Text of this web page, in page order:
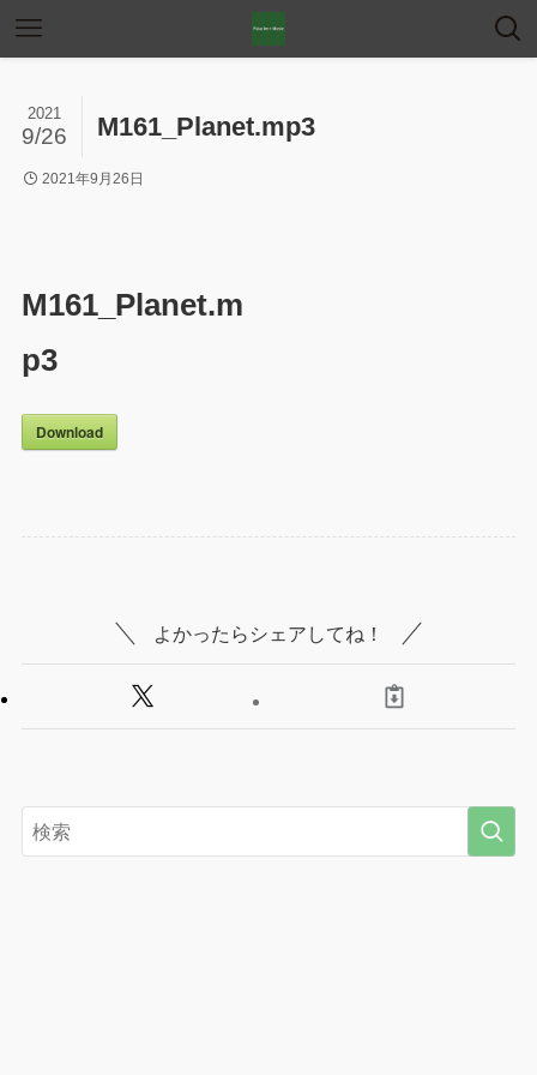
M161_Planet.mp3
2021
9/26
2021年9月26日
M161_Planet.m
p3
Download
よかったらシェアしてね！